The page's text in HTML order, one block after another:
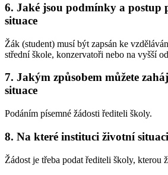
6. Jaké jsou podmínky a postup
situace
Žák (student) musí být zapsán ke
střední škole, konzervatoři nebo na vyšší
7. Jakým způsobem můžete
situace
Podáním písemné žádosti řediteli školy.
8. Na které instituci životní
Žádost je třeba podat řediteli školy, kterou